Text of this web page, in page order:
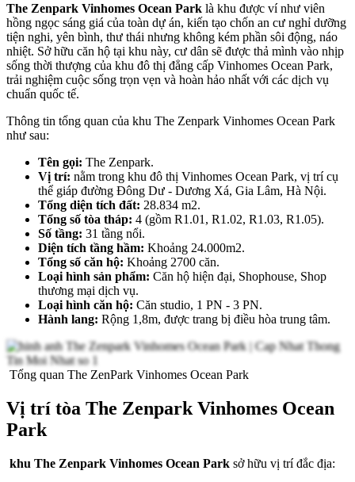
The Zenpark Vinhomes Ocean Park là khu được ví như viên
hồng ngọc sáng giá của toàn dự án, kiến tạo chốn an cư nghỉ dưỡng
tiện nghi, yên bình, thư thái nhưng không kém phần sôi động, náo
nhiệt. Sở hữu căn hộ tại khu này, cư dân sẽ được thả mình vào nhịp
sống thời thượng của khu đô thị đẳng cấp Vinhomes Ocean Park,
trải nghiệm cuộc sống trọn vẹn và hoàn hảo nhất với các dịch vụ
chuẩn quốc tế.
Thông tin tổng quan của khu The Zenpark Vinhomes Ocean Park
như sau:
Tên gọi: The Zenpark.
Vị trí: nằm trong khu đô thị Vinhomes Ocean Park, vị trí cụ
thể giáp đường Đông Dư - Dương Xá, Gia Lâm, Hà Nội.
Tổng diện tích đất: 28.834 m2.
Tổng số tòa tháp: 4 (gồm R1.01, R1.02, R1.03, R1.05).
Số tầng: 31 tầng nổi.
Diện tích tầng hầm: Khoảng 24.000m2.
Tổng số căn hộ: Khoảng 2700 căn.
Loại hình sản phẩm: Căn hộ hiện đại, Shophouse, Shop
thương mại dịch vụ.
Loại hình căn hộ: Căn studio, 1 PN - 3 PN.
Hành lang: Rộng 1,8m, được trang bị điều hòa trung tâm.
Tổng quan The ZenPark Vinhomes Ocean Park
Vị trí tòa The Zenpark Vinhomes Ocean
Park
khu The Zenpark Vinhomes Ocean Park sở hữu vị trí đắc địa: